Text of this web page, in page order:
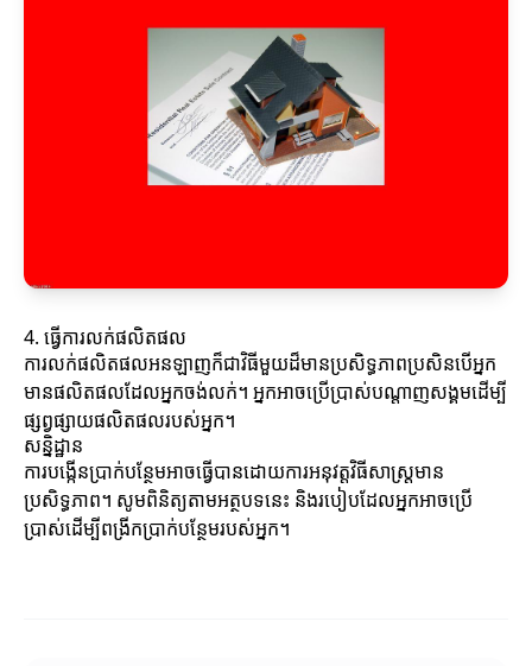
4. ធ្វើការលក់ផលិតផល
ការលក់ផលិតផលអនឡាញក៏ជាវិធីមួយដ៏មានប្រសិទ្ធភាពប្រសិនបើអ្នក
មានផលិតផលដែលអ្នកចង់លក់។ អ្នកអាចប្រើប្រាស់បណ្តាញសង្គមដើម្បី
ផ្សព្វផ្សាយផលិតផលរបស់អ្នក។
សន្និដ្ឋាន
ការបង្កើនប្រាក់បន្ថែមអាចធ្វើបានដោយការអនុវត្តវិធីសាស្ត្រមាន
ប្រសិទ្ធភាព។ សូមពិនិត្យតាមអត្ថបទនេះ និងរបៀបដែលអ្នកអាចប្រើ
ប្រាស់ដើម្បីពង្រីកប្រាក់បន្ថែមរបស់អ្នក។